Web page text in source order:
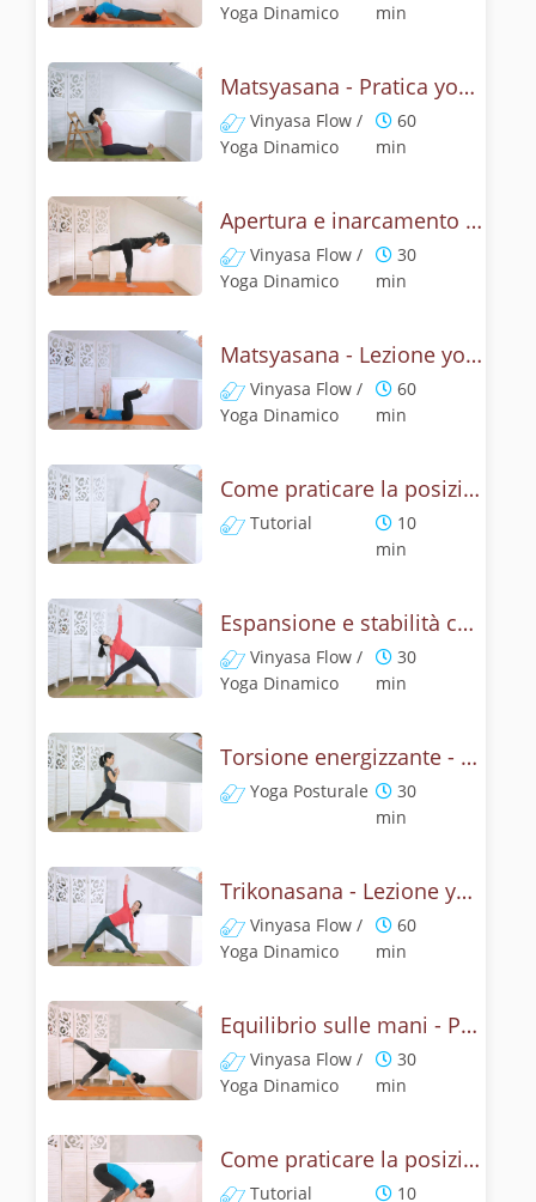
Yoga Dinamico
min
Matsyasana - Pratica yoga con la tecnica della posizione del pesce
Vinyasa Flow /
Yoga Dinamico
60
min
Apertura e inarcamento con la posizione del pesce
Vinyasa Flow /
Yoga Dinamico
30
min
Matsyasana - Lezione yoga con la mitologia della posizione del pescie
Vinyasa Flow /
Yoga Dinamico
60
min
Come praticare la posizione del triangolo? Tutorial di Utthita e Privritta Trikonasana
Tutorial
10
min
Espansione e stabilità con la posizione del triangolo, Utthita Trikonasana
Vinyasa Flow /
Yoga Dinamico
30
min
Torsione energizzante - Lezione con la posizione del triangolo
Yoga Posturale
30
min
Trikonasana - Lezione yoga con la mitologia della posizione del triangolo
Vinyasa Flow /
Yoga Dinamico
60
min
Equilibrio sulle mani - Pratica con la posizione del corvo
Vinyasa Flow /
Yoga Dinamico
30
min
Come praticare la posizione del corvo? Tutorial Bakasana
Tutorial 10